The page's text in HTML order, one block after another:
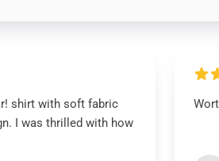
shirt with soft fabric
I was thrilled with how